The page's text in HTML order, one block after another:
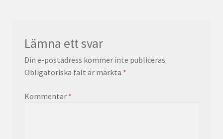
Lämna ett svar
Din e-postadress kommer inte publiceras.
Obligatoriska fält är märkta *
Kommentar *